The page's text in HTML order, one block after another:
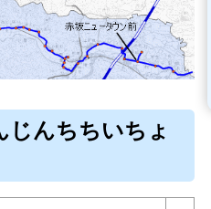
じんちちいちょ